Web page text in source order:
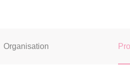
Organisation